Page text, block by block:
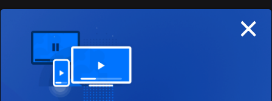
Ep. 15
13 abr. 2025
O Conservatório | O início. A fundação do Conservatório e a
visão dos seus fundadores (realização de Teresa
Castanheira)
×